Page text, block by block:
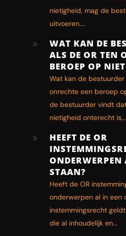
nietigheid, mag de
uitvoeren....
9
WAT KAN DE
ALS DE OR TEN
BEROEP OP
Wat kan de
onrechte een beroep
de bestuurder vindt
nietigheid onterecht
9
HEEFT DE OR
STAAN?
Heeft de OR
onderwerpen al in een
instemmingsrecht
die al inhoudelijk en...